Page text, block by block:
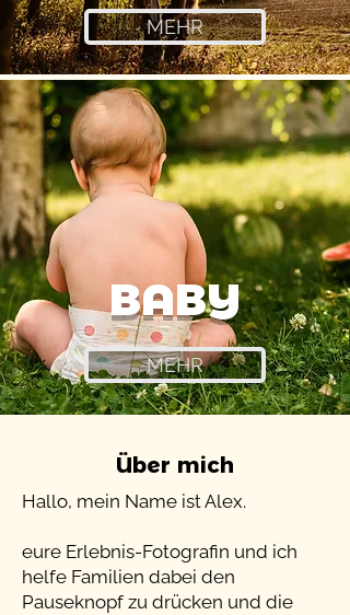
MEHR
BABY
MEHR
Über mich
Hallo, mein Name ist Alex.
eure Erlebnis-Fotografin und ich
helfe Familien dabei den
Pauseknopf zu drücken und die